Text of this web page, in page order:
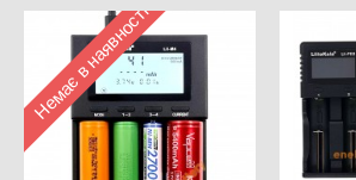
Немає в наявності